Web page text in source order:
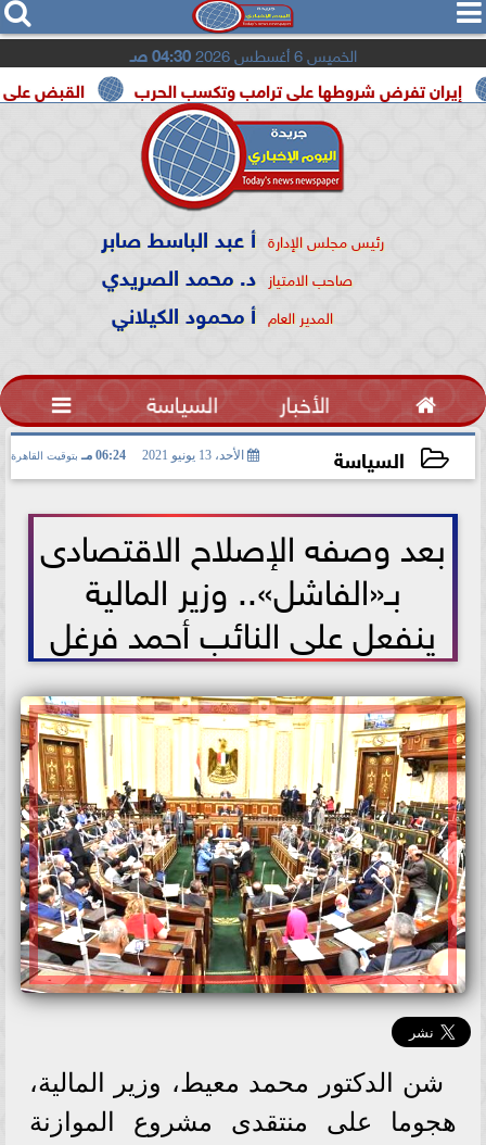
  
الخميس 6 أغسطس 2026 04:30 صـ
القبض على مسلح قرب شروطها على ترامب وتكسب الحرب
رئيس مجلس الإدارة أ عبد الباسط صابر
صاحب الامتياز د. محمد الصريدي
المدير العام أ محمود الكيلاني
 الأخبار السياسة 
السياسة الأحد، 13 يونيو 2021 06:24 مـ بتوقيت القاهرة
بعد وصفه الإصلاح الاقتصادى
بـ«الفاشل».. وزير المالية
ينفعل على النائب أحمد فرغل
شن الدكتور محمد معيط، وزير المالية،
هجوما على منتقدى مشروع الموازنة